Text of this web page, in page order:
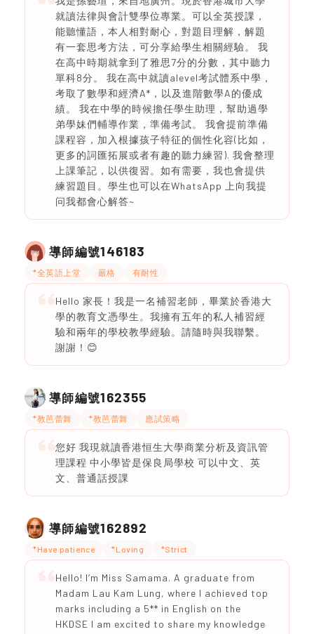
就讀法律與會計雙學位專業。可以全英授課，
能聽懂語，本人相對耐心，對題目理解，解題
有一套思考方法，可分享給學生相關經驗。 我
在高中時期就拿到了雅思7分的分數，其中聽力
單科8分。 我在高中就讀alevel考試體系中學，
考取了數學和經濟A*，以及進階數學A的優成
績。 我在中學的時候擔任學生助理，幫助過學
弟學妹們輔導作業，準備考試。 我會提前準備
課程容，加入根據孩子特征的個性化容(比如，
更多的詞匯拓展或者有趣的聽力練習). 我會整理
上課筆記，以供復習。如有需要，我也會提供
練習題目。學生也可以在WhatsApp 上向我提
问我都會心解答~
導師編號146183
*全英語上堂 嚴格 有耐性
Hello 家長！我是一名補習老師，畢業於香港大
學的教育文憑學生。我擁有五年的私人補習經
驗和兩年的學校教學經驗。請隨時與我聯繫。
謝謝！😊
導師編號162355
*教芭蕾舞 *教芭蕾舞 應試策略
您好 我現就讀香港恒生大學商業分析及資訊管
理課程 中小學皆是保良局學校 可以中文、英
文、普通話授課
導師編號162892
*Have patience *Loving *Strict
Hello! I’m Miss Samama. A graduate from
Madam Lau Kam Lung, where I achieved top
marks including a 5** in English on the
HKDSE I am excited to share my knowledge